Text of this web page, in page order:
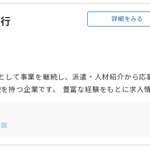
詳細をみる
て事業を継続し、派遣・人材紹介から応
持つ企業です。 豊富な経験をもとに求人